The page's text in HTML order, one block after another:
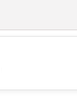
💕